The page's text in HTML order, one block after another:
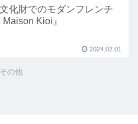
化財でのモダンフレンチ
Maison Kioi』
2024.02.01
その他